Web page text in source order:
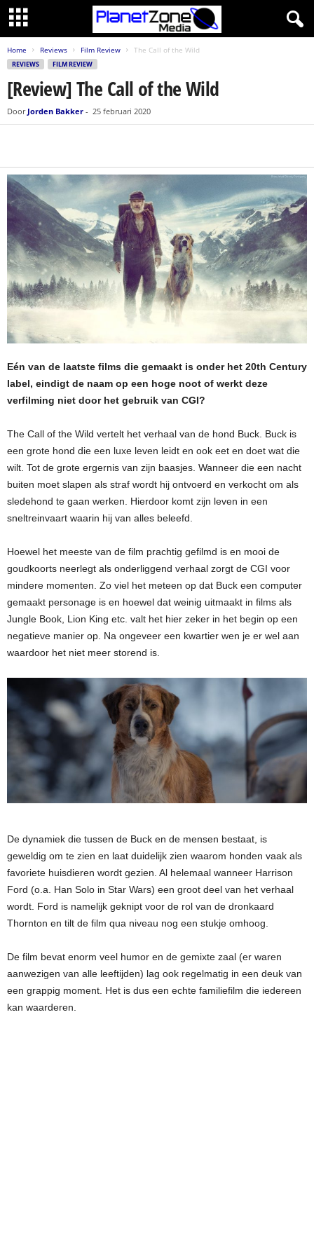
Home Reviews Film Review The Call of the Wild
REVIEWS FILM REVIEW
[Review] The Call of the Wild
Door Jorden Bakker - 25 februari 2020
Eén van de laatste films die gemaakt is onder het 20th Century
label, eindigt de naam op een hoge noot of werkt deze
verfilming niet door het gebruik van CGI?
The Call of the Wild vertelt het verhaal van de hond Buck. Buck is
een grote hond die een luxe leven leidt en ook eet en doet wat die
wilt. Tot de grote ergernis van zijn baasjes. Wanneer die een nacht
buiten moet slapen als straf wordt hij ontvoerd en verkocht om als
sledehond te gaan werken. Hierdoor komt zijn leven in een
sneltreinvaart waarin hij van alles beleefd.
Hoewel het meeste van de film prachtig gefilmd is en mooi de
goudkoorts neerlegt als onderliggend verhaal zorgt de CGI voor
mindere momenten. Zo viel het meteen op dat Buck een computer
gemaakt personage is en hoewel dat weinig uitmaakt in films als
Jungle Book, Lion King etc. valt het hier zeker in het begin op een
negatieve manier op. Na ongeveer een kwartier wen je er wel aan
waardoor het niet meer storend is.
De dynamiek die tussen de Buck en de mensen bestaat, is
geweldig om te zien en laat duidelijk zien waarom honden vaak als
favoriete huisdieren wordt gezien. Al helemaal wanneer Harrison
Ford (o.a. Han Solo in Star Wars) een groot deel van het verhaal
wordt. Ford is namelijk geknipt voor de rol van de dronkaard
Thornton en tilt de film qua niveau nog een stukje omhoog.
De film bevat enorm veel humor en de gemixte zaal (er waren
aanwezigen van alle leeftijden) lag ook regelmatig in een deuk van
een grappig moment. Het is dus een echte familiefilm die iedereen
kan waarderen.